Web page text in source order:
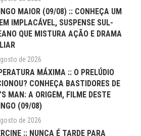
MAIOR (09/08) :: CONHEÇA UM
IMPLACÁVEL, SUSPENSE SUL-
QUE MISTURA AÇÃO E DRAMA
de 2026
MÁXIMA :: O PRELÚDIO
CONHEÇA BASTIDORES DE
MAN: A ORIGEM, FILME DESTE
(09/08)
de 2026
:: NUNCA É TARDE PARA